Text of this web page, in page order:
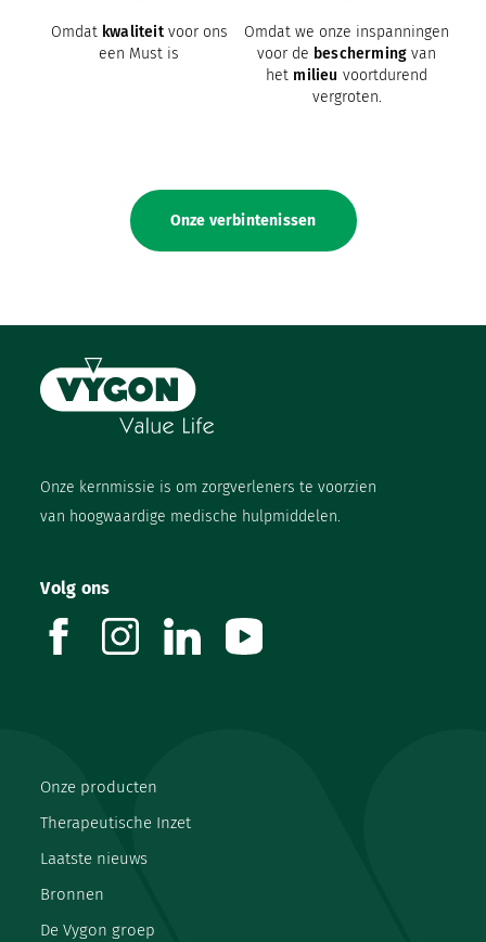
Omdat kwaliteitvoor ons
een Must is
Omdat we onze inspanningen
voor de bescherming van
het milieu voortdurend
vergroten.
Onze verbintenissen
Onze kernmissie is om zorgverleners te voorzien
van hoogwaardige medische hulpmiddelen.
Onze producten
Therapeutische Inzet
Laatste nieuws
Bronnen
De Vygon groep
Volg ons
facebookinstagramlinkedin